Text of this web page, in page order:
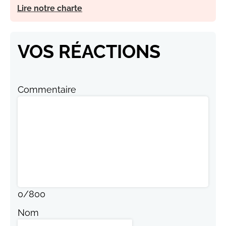
Lire notre charte
VOS RÉACTIONS
Commentaire
0/800
Nom